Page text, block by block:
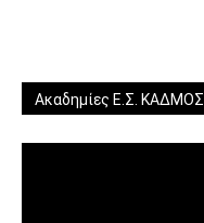
Ακαδημίες Ε.Σ. ΚΑΔΜΟΣ